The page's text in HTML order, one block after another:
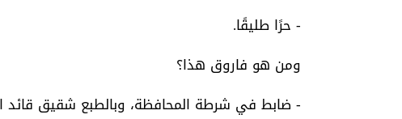
- حرًا طليقًا.
ومن هو فاروق هذا؟
- ضابط في شرطة المحافظة، وبالطبع شقيق قائد